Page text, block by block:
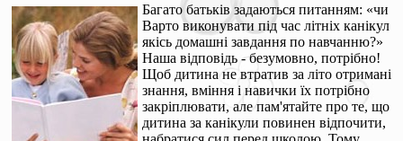
Багато батьків задаються питанням: «чи
Варто виконувати під час літніх канікул
якісь домашні завдання по навчанню?»
Наша відповідь - безумовно, потрібно!
Щоб дитина не втратив за літо отримані
знання, вміння і навички їх потрібно
закріплювати, але пам'ятайте про те, що
дитина за канікули повинен відпочити,